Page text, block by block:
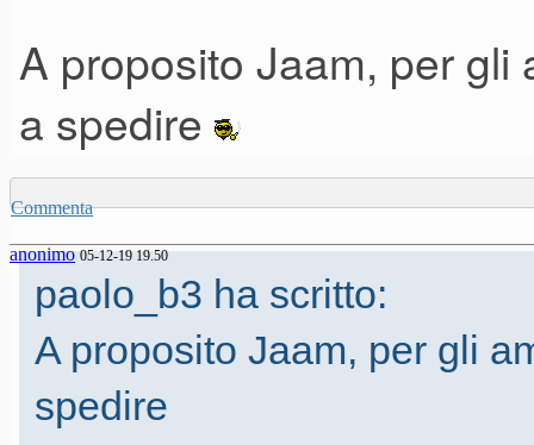
A proposito Jaam, per gli
a spedire
Commenta
anonimo 05-12-19 19.50
paolo_b3 ha scritto:
A proposito Jaam, per gli
spedire